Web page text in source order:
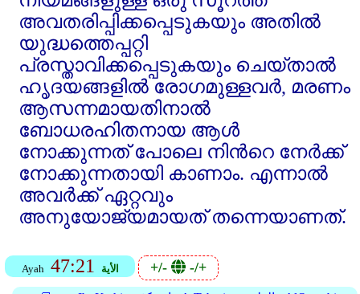
അവതരിപ്പിക്കപ്പെടുകയും അതില്‍
യുദ്ധത്തെപ്പറ്റി
പ്രസ്താവിക്കപ്പെടുകയും ചെയ്താല്‍
ഹൃദയങ്ങളില്‍ രോഗമുള്ളവര്‍, മരണം
ആസന്നമായതിനാല്‍
ബോധരഹിതനായ ആള്‍
നോക്കുന്നത്‌ പോലെ നിന്‍റെ നേര്‍ക്ക്‌
നോക്കുന്നതായി കാണാം. എന്നാല്‍
അവര്‍ക്ക്‌ ഏറ്റവും
അനുയോജ്യമായത്‌ തന്നെയാണത്‌.
Ayah 47:21 الأية +/- -/+